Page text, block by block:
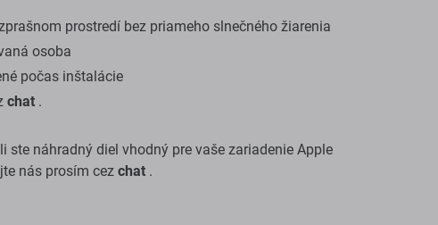
prostredí bez priameho slnečného žiarenia
osoba
počas inštalácie
chat .
náhradný diel vhodný pre vaše zariadenie Apple
nás prosím cez chat .